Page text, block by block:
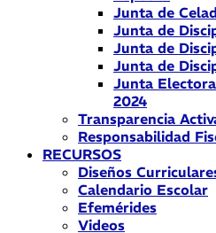
Junta de
Junta de
Junta de
Junta de
Junta
2024
Transparencia
Responsabilidad
RECURSOS
Diseños
Calendario Escolar
Efemérides
Videos